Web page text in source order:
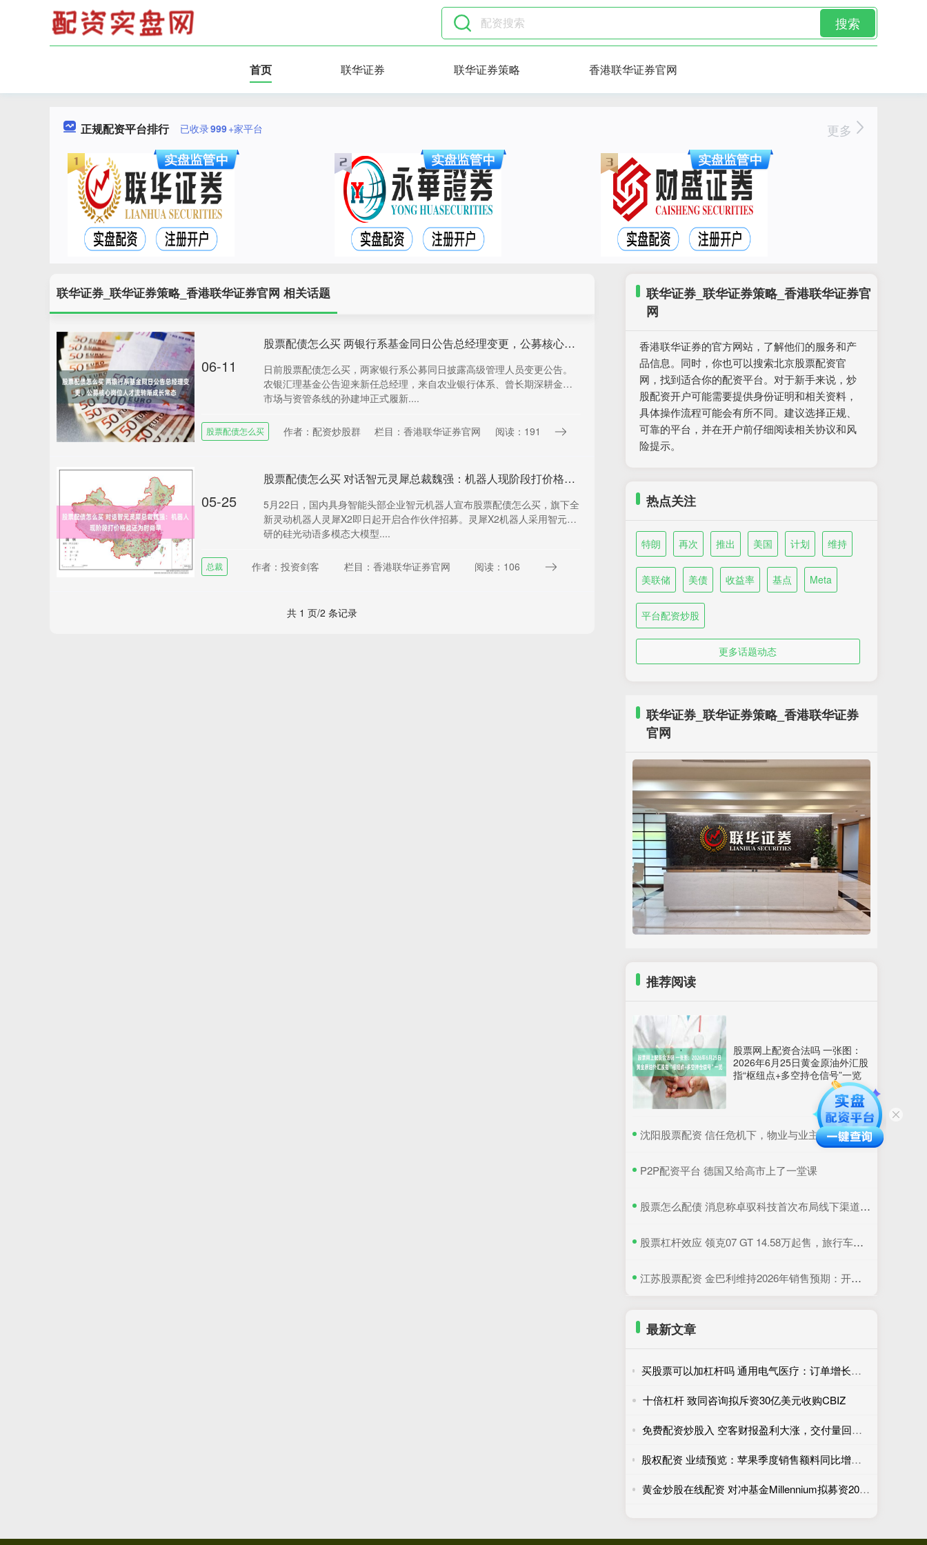
搜索
首页 联华证券 联华证券策略 香港联华证券官网
正规配资平台排行 已收录999+家平台 更多
联华证券_联华证券策略_香港联华证券官网 相关话题
06-11
股票配债怎么买 两银行系基金同日公告总经理变更，公募核心岗位人才流转渐成长常态
日前股票配债怎么买，两家银行系公募同日披露高级管理人员变更公告。
农银汇理基金公告迎来新任总经理，来自农业银行体系、曾长期深耕金融
市场与资管条线的孙建坤正式履新....
股票配债怎么买 作者：配资炒股群 栏目：香港联华证券官网 阅读：191
05-25
股票配债怎么买 对话智元灵犀总裁魏强：机器人现阶段打价格战还为时尚早
5月22日，国内具身智能头部企业智元机器人宣布股票配债怎么买，旗下全
新灵动机器人灵犀X2即日起开启合作伙伴招募。灵犀X2机器人采用智元自
研的硅光动语多模态大模型....
总裁 作者：投资剑客 栏目：香港联华证券官网 阅读：106
共 1 页/2 条记录
联华证券_联华证券策略_香港联华证券官
网
香港联华证券的官方网站，了解他们的服务和产
品信息。同时，你也可以搜索北京股票配资官
网，找到适合你的配资平台。对于新手来说，炒
股配资开户可能需要提供身份证明和相关资料，
具体操作流程可能会有所不同。建议选择正规、
可靠的平台，并在开户前仔细阅读相关协议和风
险提示。
热点关注
特朗 再次 推出 美国 计划 维持
美联储 美债 收益率 基点 Meta
平台配资炒股
更多话题动态
联华证券_联华证券策略_香港联华证券
官网
推荐阅读
股票网上配资合法吗 一张图：
2026年6月25日黄金原油外汇股
指“枢纽点+多空持仓信号”一览
​沈阳股票配资 信任危机下，物业与业主如何双向奔赴？
​P2P配资平台 德国又给高市上了一堂课
​股票怎么配债 消息称卓驭科技首次布局线下渠道，打破传统供应商隐居幕后模式
​股票杠杆效应 领克07 GT 14.58万起售，旅行车和GT的完美结合
​江苏股票配资 金巴利维持2026年销售预期：开胃酒需求走高，抵消美国波本威士忌销量下滑
最新文章
买股票可以加杠杆吗 通用电气医疗：订单增长、市场需求旺盛拉动营收走高
十倍杠杆 致同咨询拟斥资30亿美元收购CBIZ
免费配资炒股入 空客财报盈利大涨，交付量回暖提振全年业绩信心
股权配资 业绩预览：苹果季度销售额料同比增长16% 主要贡献来自iPhone
黄金炒股在线配资 对冲基金Millennium拟募资200亿美元